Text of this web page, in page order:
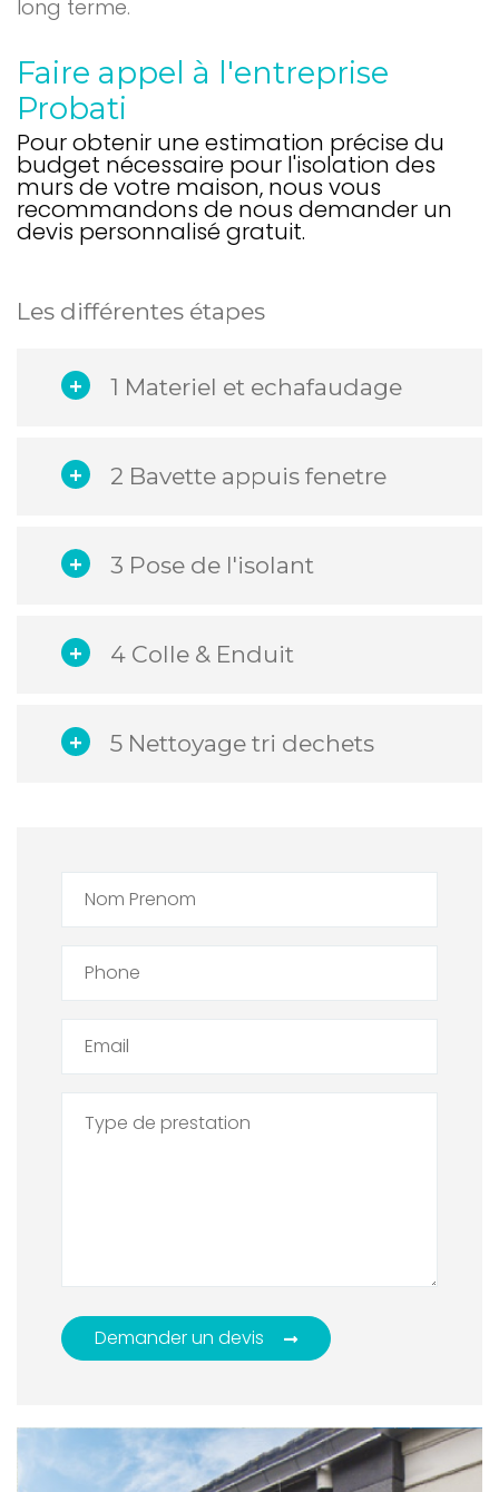
long terme.
Faire appel à l'entreprise
Probati
Pour obtenir une estimation précise du
budget nécessaire pour l'isolation des
murs de votre maison, nous vous
recommandons de nous demander un
devis personnalisé gratuit.
Les différentes étapes
1 Materiel et echafaudage
2 Bavette appuis fenetre
3 Pose de l'isolant
4 Colle & Enduit
5 Nettoyage tri dechets
Demander un devis